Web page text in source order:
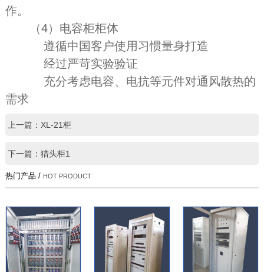
作。
（4）电容柜柜体
遵循中国客户使用习惯量身打造
经过严苛实验验证
充分考虑电容、电抗等元件对通风散热的
需求
上一篇：XL-21柜
下一篇：猎头柜1
热门产品 / HOT PRODUCT